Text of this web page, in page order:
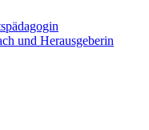
und Herausgeberin